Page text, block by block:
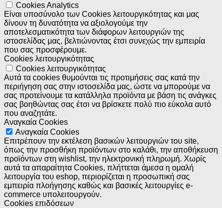
Cookies Analytics
Είναι υποσύνολο των Cookies λειτουργικότητας και μας
δίνουν τη δυνατότητα να αξιολογούμε την
αποτελεσματικότητα των διάφορων λειτουργιών της
ιστοσελίδας μας, βελτιώνοντας έτσι συνεχώς την εμπειρία
που σας προσφέρουμε.
Cookies λειτουργικότητας
Cookies λειτουργικότητας
Αυτά τα cookies θυμούνται τις προτιμήσεις σας κατά την
περιήγηση σας στην ιστοσελίδα μας, ώστε να μπορούμε να
σας προτείνουμε τα κατάλληλα προϊόντα με βάση τις ανάγκες
σας βοηθώντας σας έτσι να βρίσκετε πολύ πιο εύκολα αυτό
που αναζητάτε.
Αναγκαία Cookies
Αναγκαία Cookies
Επιτρέπουν την εκτέλεση βασικών λειτουργιών του site,
όπως την προσθήκη προϊόντων στο καλάθι, την αποθήκευση
προϊόντων στη wishlist, την ηλεκτρονική πληρωμή. Χωρίς
αυτά τα απαραίτητα Cookies, πλήττεται άμεσα η ομαλή
λειτουργία του eshop, περιορίζεται η προσωπική σας
εμπειρία πλοήγησης καθώς και βασικές λειτουργίες e-
commerce υπολειτουργούν.
Cookies επιδόσεων